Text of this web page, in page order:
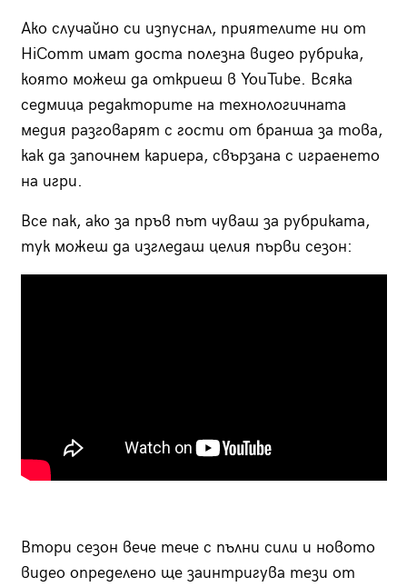
Ако случайно си изпуснал, приятелите ни от
HiСomm имат доста полезна видео рубрика,
която можеш да откриеш в YouTube. Всяка
седмица редакторите на технологичната
медия разговарят с гости от бранша за това,
как да започнем кариера, свързана с играенето
на игри.
Все пак, ако за пръв път чуваш за рубриката,
тук можеш да изгледаш целия първи сезон:
Втори сезон вече тече с пълни сили и новото
видео определено ще заинтригува тези от